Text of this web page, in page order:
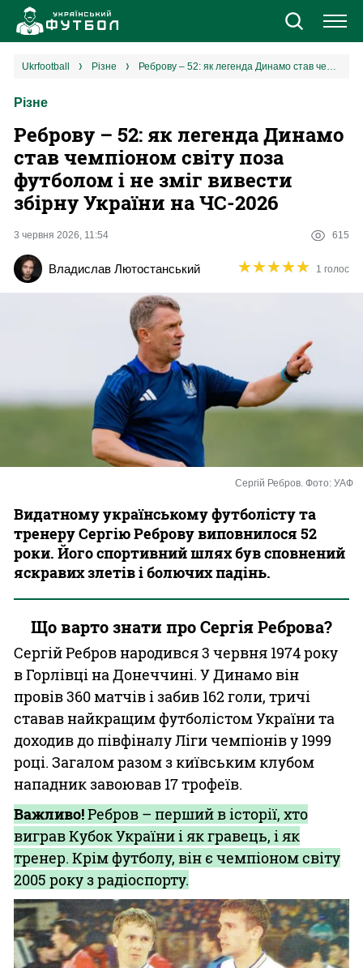
Новини
Єврокубки
УПЛ
2 ліга
Різне
Букмекери
Казино
ukrfootball різне Реброву – 52: як легенда Динамо став чемпіоном світу поза футболом і не зміг вивести збірну України на ЧС-2026
Різне
Реброву – 52: як легенда Динамо
став чемпіоном світу поза
футболом і не зміг вивести
збірну України на ЧС-2026
3 червня 2026, 11:54 615
Владислав Лютостанський ★★★★★
★★★★★ 1 голос
Сергій Ребров. Фото: УАФ
Видатному українському футболісту та
тренеру Сергію Реброву виповнилося 52
роки. Його спортивний шлях був сповнений
яскравих злетів і болючих падінь.
Що варто знати про Сергія Реброва?
Сергій Ребров народився 3 червня 1974 року
в Горлівці на Донеччині. У Динамо він
провів 360 матчів і забив 162 голи, тричі
ставав найкращим футболістом України та
доходив до півфіналу Ліги чемпіонів у 1999
році. Загалом разом з київським клубом
нападник завоював 17 трофеїв.
Важливо!Ребров – перший в історії, хто
виграв Кубок України і як гравець, і як
тренер. Крім футболу, він є чемпіоном світу
2005 року з радіоспорту.